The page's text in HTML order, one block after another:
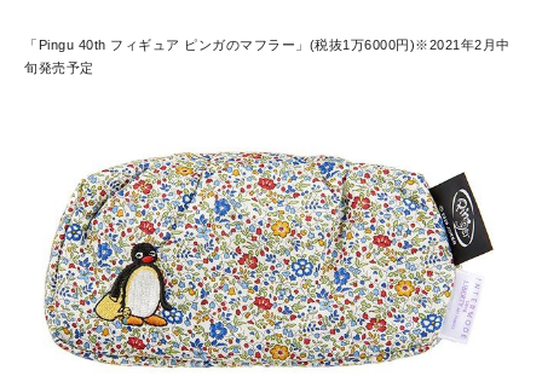
「Pingu 40th フィギュア ピンガのマフラー」(税抜1万6000円)※2021年2月中
旬発売予定